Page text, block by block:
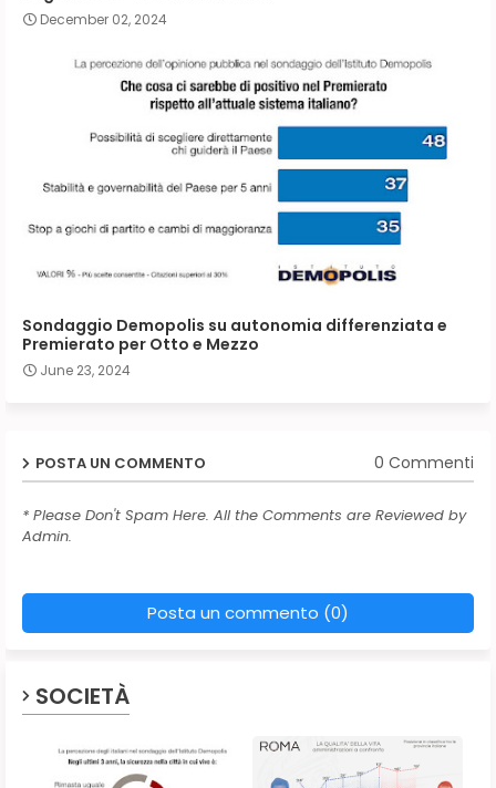
December 02, 2024
Sondaggio Demopolis su autonomia differenziata e
Premierato per Otto e Mezzo
June 23, 2024
POSTA UN COMMENTO 0 Commenti
* Please Don't Spam Here. All the Comments are Reviewed by
Admin.
Posta un commento (0)
SOCIETÀ